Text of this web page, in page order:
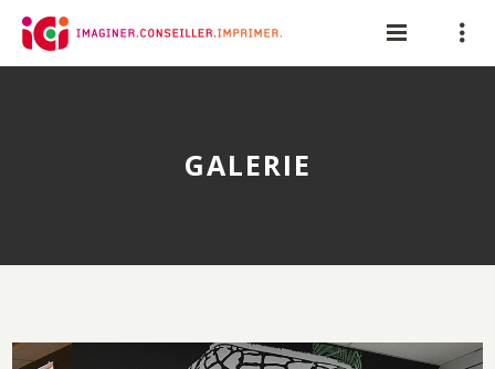
GALERIE
Panneau de gestion des cookies